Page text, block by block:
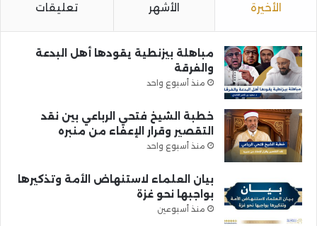
الأخيرة الأشهر تعليقات
مباهلة بيزنطية يقودها أهل البدعة
والفرقة
منذ أسبوع واحد
خطبة الشيخ فتحي الرباعي بين نقد
التقصير وقرار الإعفاء من منبره
منذ أسبوع واحد
بيان العلماء لاستنهاض الأمة وتذكيرها
بواجبها نحو غزة
منذ أسبوعين